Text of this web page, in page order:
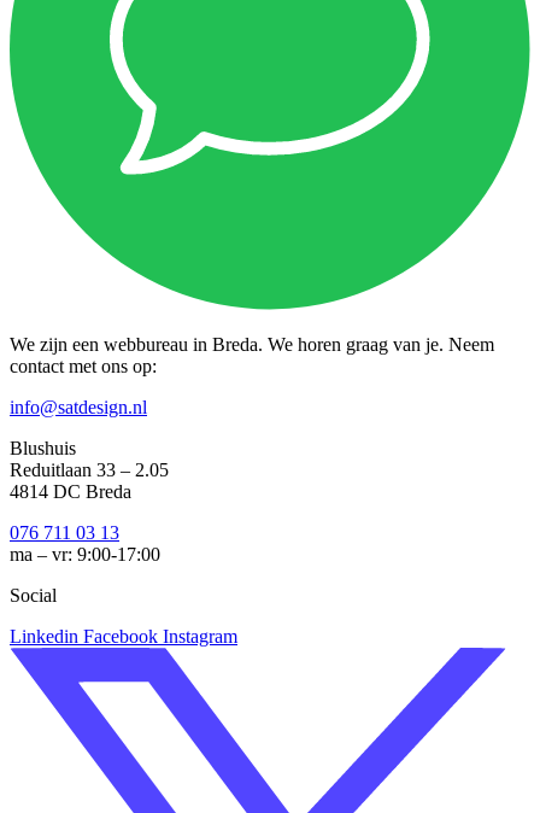
We zijn een webbureau in Breda. We horen graag van je. Neem
contact met ons op:
info@satdesign.nl
Blushuis
Reduitlaan 33 – 2.05
4814 DC Breda
076 711 03 13
ma – vr: 9:00-17:00
Social
Linkedin Facebook Instagram